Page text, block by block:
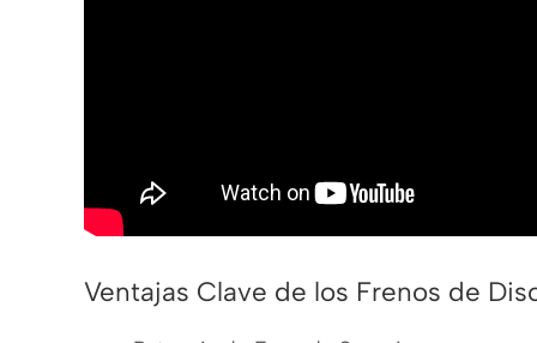
Ventajas Clave de los Frenos de